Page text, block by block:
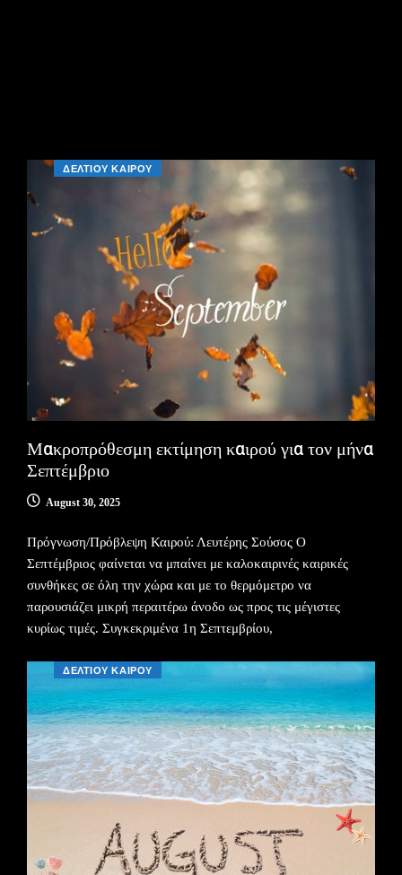
ΔΕΛΤΙΟΥ ΚΑΙΡΟΥ
Μακροπρόθεσμη εκτίμηση καιρού για τον μήνα
Σεπτέμβριο
August 30, 2025
Πρόγνωση/Πρόβλεψη Καιρού: Λευτέρης Σούσος Ο
Σεπτέμβριος φαίνεται να μπαίνει με καλοκαιρινές καιρικές
συνθήκες σε όλη την χώρα και με το θερμόμετρο να
παρουσιάζει μικρή περαιτέρω άνοδο ως προς τις μέγιστες
κυρίως τιμές. Συγκεκριμένα 1η Σεπτεμβρίου,
ΔΕΛΤΙΟΥ ΚΑΙΡΟΥ